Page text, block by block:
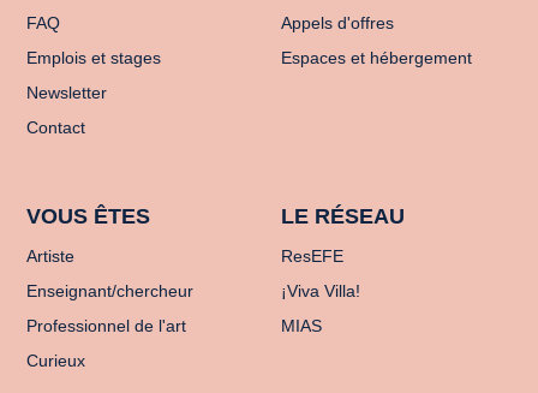
FAQ
Emplois et stages
Newsletter
Contact
Appels d'offres
Espaces et hébergement
VOUS ÊTES
Artiste
Enseignant/chercheur
Professionnel de l'art
Curieux
LE RÉSEAU
ResEFE
¡Viva Villa!
MIAS